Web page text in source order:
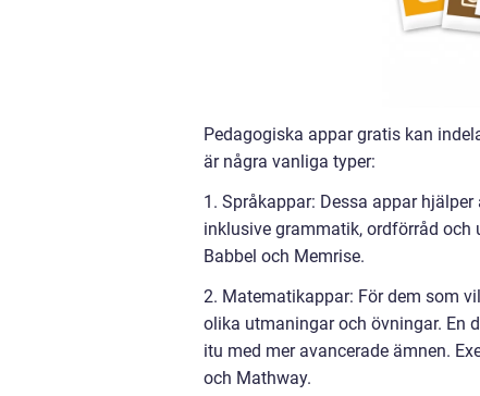
Pedagogiska appar gratis kan
är några vanliga typer:
1. Språkappar: Dessa appar
inklusive grammatik, ordförråd och
Babbel och Memrise.
2. Matematikappar: För dem som
olika utmaningar och övningar. En
itu med mer avancerade ämnen.
och Mathway.